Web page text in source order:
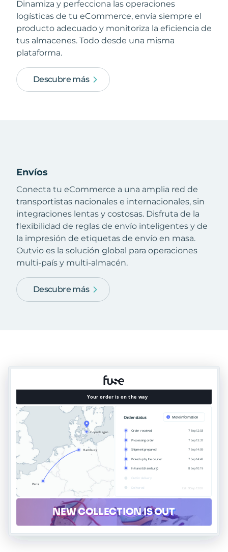
Dinamiza y perfecciona las operaciones
logísticas de tu eCommerce, envía siempre el
producto adecuado y monitoriza la eficiencia de
tus almacenes. Todo desde una misma
plataforma.
Descubre más
Envíos
Conecta tu eCommerce a una amplia red de
transportistas nacionales e internacionales, sin
integraciones lentas y costosas. Disfruta de la
flexibilidad de reglas de envío inteligentes y de
la impresión de etiquetas de envío en masa.
Outvio es la solución global para operaciones
multi-país y multi-almacén.
Descubre más